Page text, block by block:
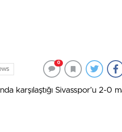
0
karşılaştığı Sivasspor’u 2-0